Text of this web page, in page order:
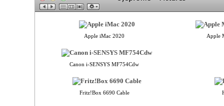
Apple iMac 2020 Apple
Canon i-SENSYS MF754Cdw
Fritz!Box 6690 Cable